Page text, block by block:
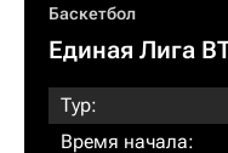
Баскетбол
Единая Лига
Тур:
Время начала: